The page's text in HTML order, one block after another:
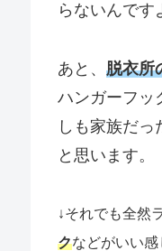
らないんです
あと、 脱衣所
ハンガーフッ
しも家族だ
と思います。
↓それでも全然
クなどがいい